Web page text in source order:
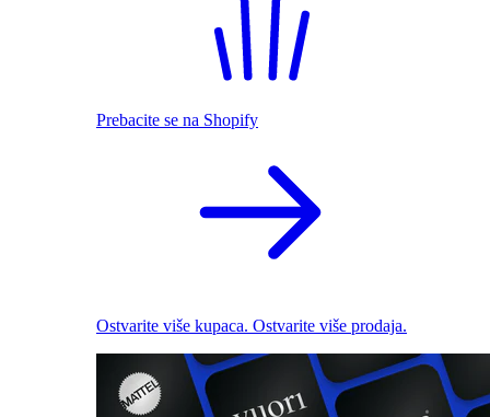
Prebacite se na Shopify
Ostvarite više kupaca. Ostvarite više prodaja.